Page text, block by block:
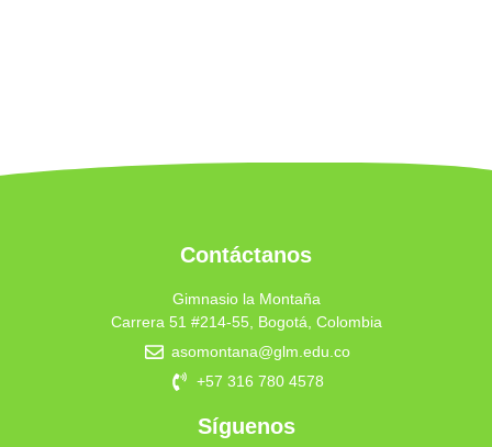
Contáctanos
Gimnasio la Montaña
Carrera 51 #214-55, Bogotá, Colombia
asomontana@glm.edu.co
+57 316 780 4578
Síguenos